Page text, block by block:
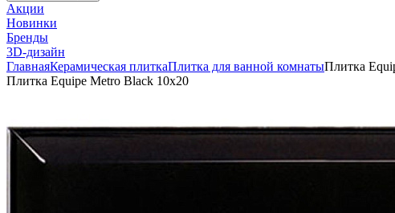
Акции
Новинки
Бренды
3D-дизайн
ГлавнаяКерамическая плиткаПлитка для ванной комнатыПлитка
Плитка Equipe Metro Black 10x20